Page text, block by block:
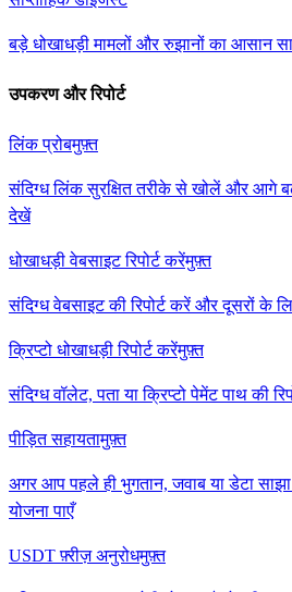
बड़े धोखाधड़ी मामलों और रुझानों का आसान
उपकरण और रिपोर्ट
लिंक प्रोबमुफ़्त
संदिग्ध लिंक सुरक्षित तरीके से खोलें और आगे
देखें
धोखाधड़ी वेबसाइट रिपोर्ट करेंमुफ़्त
संदिग्ध वेबसाइट की रिपोर्ट करें और दूसरों के
क्रिप्टो धोखाधड़ी रिपोर्ट करेंमुफ़्त
संदिग्ध वॉलेट, पता या क्रिप्टो पेमेंट पाथ की
पीड़ित सहायतामुफ़्त
अगर आप पहले ही भुगतान, जवाब या डेटा
योजना पाएँ
USDT फ़्रीज़ अनुरोधमुफ़्त